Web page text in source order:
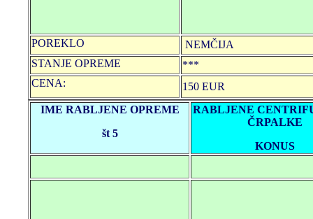
POREKLO
NEMČIJA
STANJE OPREME
***
CENA:
150 EUR
IME RABLJENE OPREME
št 5
RABLJENE
ČRPALKE
KONUS